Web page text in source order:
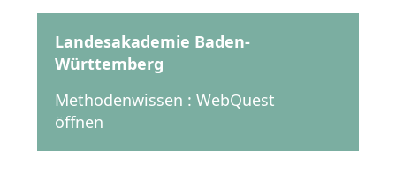
Landesakademie Baden-
Württemberg
Methodenwissen : WebQuest
öffnen